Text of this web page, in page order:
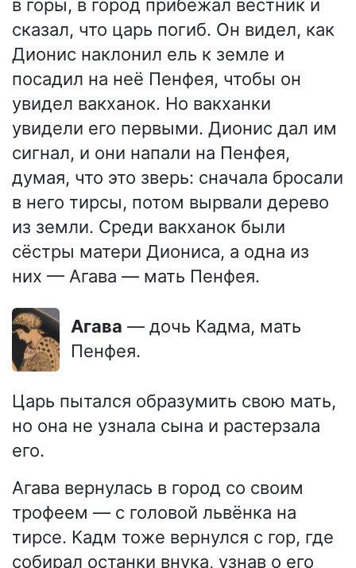
в горы, в город прибежал вестник и
сказал, что царь погиб. Он видел, как
Дионис наклонил ель к земле и
посадил на неё Пенфея, чтобы он
увидел вакханок. Но вакханки
увидели его первыми. Дионис дал им
сигнал, и они напали на Пенфея,
думая, что это зверь: сначала бросали
в него тирсы, потом вырвали дерево
из земли. Среди вакханок были
сёстры матери Диониса, а одна из
них — Агава — мать Пенфея.
Агава — дочь Кадма, мать
Пенфея.
Царь пытался образумить свою мать,
но она не узнала сына и растерзала
его.
Агава вернулась в город со своим
трофеем — с головой львёнка на
тирсе. Кадм тоже вернулся с гор, где
собирал останки внука, узнав о его